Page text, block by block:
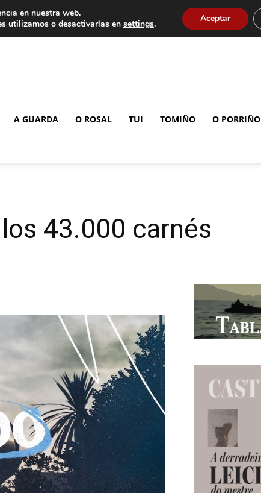
A GUARDA O ROSAL TUI TOMIÑO O PORRIÑO
43.000 carnés
en nuestra web.
utilizamos o desactivarlas en settings. Aceptar